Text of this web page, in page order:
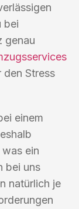
bei
genau
den Stress
einem
ein
bei uns
natürlich je